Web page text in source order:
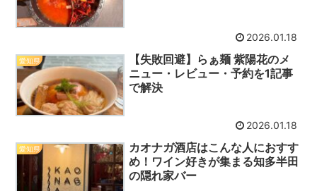
2026.01.18
愛知県
【失敗回避】らぁ麺 紫陽花のメ
ニュー・レビュー・予約を1記事
で解決
2026.01.18
愛知県
カオナガ酒店はこんな人におすす
め！ワイン好きが集まる知多半田
の隠れ家バー